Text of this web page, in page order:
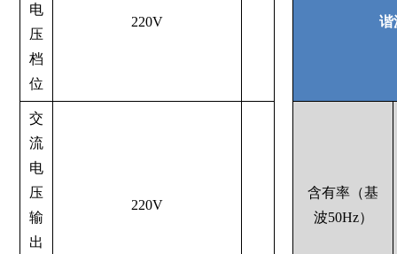
电
压
档
位
220V 谐
交
流
电
压
输
出
220V
含有率（基
波50Hz）